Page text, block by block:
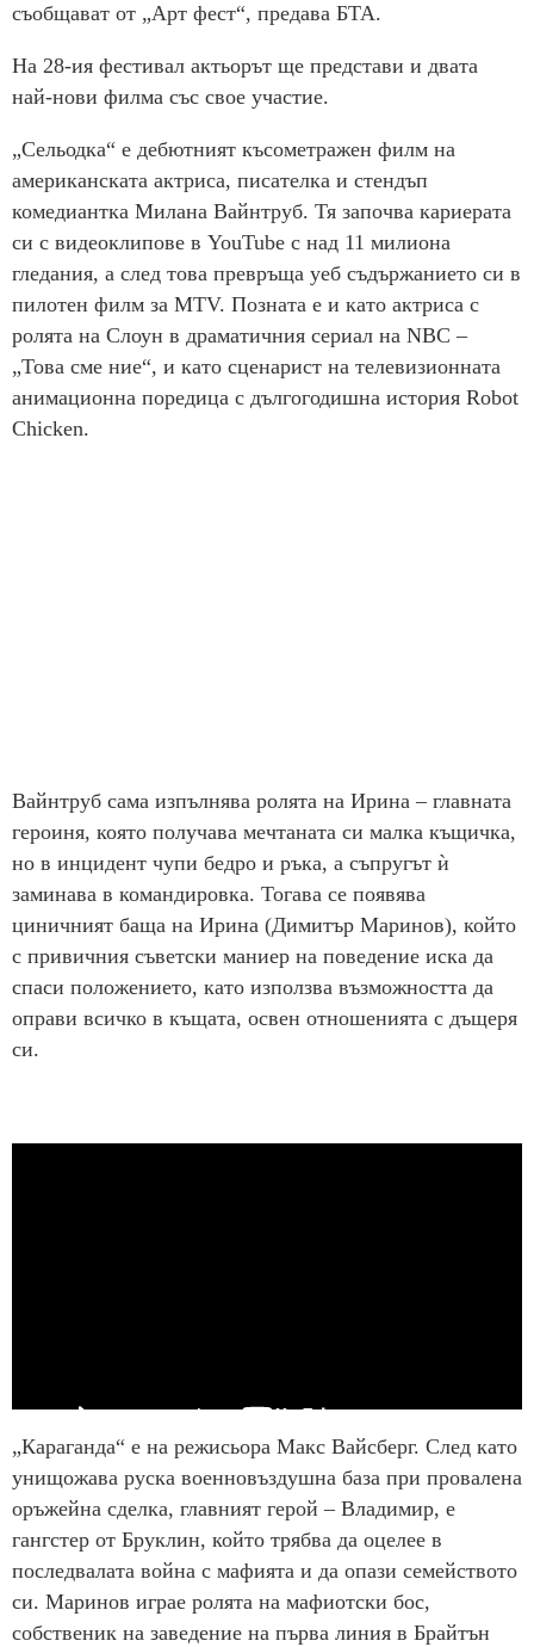
съобщават от „Арт фест“, предава БТА.
На 28-ия фестивал актьорът ще представи и двата
най-нови филма със свое участие.
„Сeльодка“ е дебютният късометражен филм на
американската актриса, писателка и стендъп
комедиантка Милана Вайнтруб. Тя започва кариерата
си с видеоклипове в YouTube с над 11 милиона
гледания, а след това превръща уеб съдържанието си в
пилотен филм за MTV. Позната е и като актриса с
ролята на Слоун в драматичния сериал на NBC –
„Това сме ние“, и като сценарист на телевизионната
анимационна поредица с дългогодишна история Robot
Chicken.
Вайнтруб сама изпълнява ролята на Ирина – главната
героиня, която получава мечтаната си малка къщичка,
но в инцидент чупи бедро и ръка, а съпругът ѝ
заминава в командировка. Тогава се появява
циничният баща на Ирина (Димитър Маринов), който
с привичния съветски маниер на поведение иска да
спаси положението, като използва възможността да
оправи всичко в къщата, освен отношенията с дъщеря
си.
„Караганда“ е на режисьора Макс Вайсберг. След като
унищожава руска военновъздушна база при провалена
оръжейна сделка, главният герой – Владимир, е
гангстер от Бруклин, който трябва да оцелее в
последвалата война с мафията и да опази семейството
си. Маринов играе ролята на мафиотски бос,
собственик на заведение на първа линия в Брайтън